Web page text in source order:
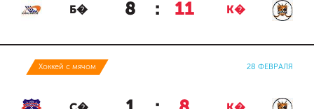
Б� 8 : 11 К�
Хоккей с мячом 28 ФЕВРАЛЯ